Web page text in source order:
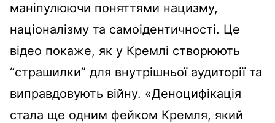
маніпулюючи поняттями нацизму,
націоналізму та самоідентичності. Це
відео покаже, як у Кремлі створюють
“страшилки” для внутрішньої аудиторії та
виправдовують війну. «Деноцифікація
стала ще одним фейком Кремля, який